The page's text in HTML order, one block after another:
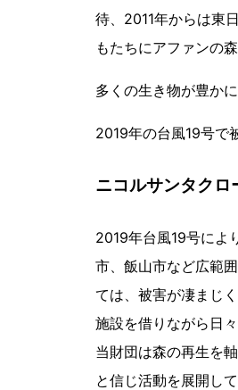
待、2011年からは東
もたちにアファンの
多くの生き物が豊か
2019年の台風19号で
ニコルサンタクロ
2019年台風19号によ
市、飯山市など広範
ては、被害が凄まじ
施設を借りながら日
当財団は森の再生を
と信じ活動を展開し